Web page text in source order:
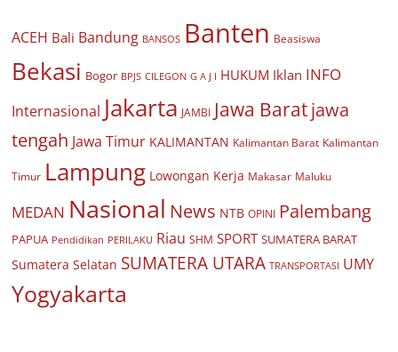
ACEH Bali Bandung BANSOS Banten Beasiswa
Bekasi Bogor BPJS CILEGON G A J I HUKUM Iklan INFO
Internasional Jakarta JAMBI Jawa Baratjawa
tengah Jawa Timur KALIMANTAN Kalimantan Barat Kalimantan
Timur Lampung Lowongan Kerja Makasar Maluku
MEDAN Nasional News NTB OPINI Palembang
PAPUA Pendidikan PERILAKU Riau SHM SPORT SUMATERA BARAT
Sumatera Selatan SUMATERA UTARA TRANSPORTASI UMY
Yogyakarta